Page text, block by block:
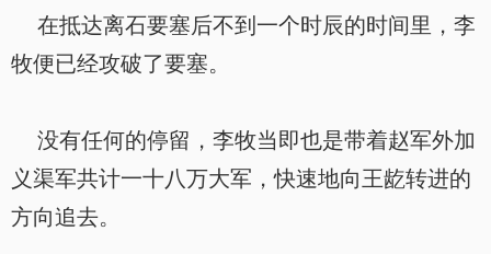
在抵达离石要塞后不到一个时辰的时间里，李
牧便已经攻破了要塞。
没有任何的停留，李牧当即也是带着赵军外加
义渠军共计一十八万大军，快速地向王龁转进的
方向追去。